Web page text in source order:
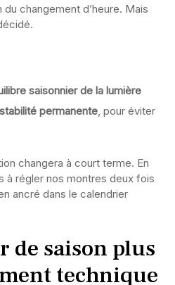
changement d’heure. Mais
saisonnier de la lumière
permanente, pour éviter
changera à court terme. En
à régler nos montres deux fois
ancré dans le calendrier
de saison plus
technique